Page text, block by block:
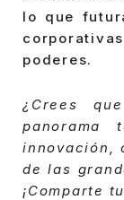
lo que
poderes.
¿Crees
panorama
innovación,
de las
¡Comparte